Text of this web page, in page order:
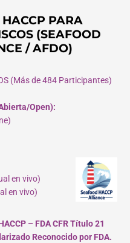
PARA
(SEAFOOD
/ AFDO)
(Más de 484 Participantes)
Open):
en vivo)
en vivo)
– FDA CFR Título 21
Reconocido por FDA.